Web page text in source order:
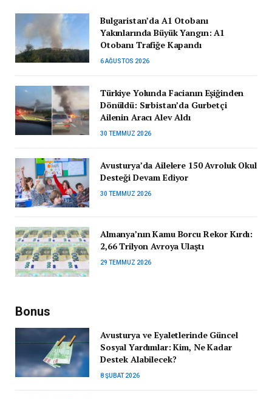
Bulgaristan’da A1 Otobanı
Yakınlarında Büyük Yangın: A1
Otobanı Trafiğe Kapandı
6 AĞUSTOS 2026
Türkiye Yolunda Facianın Eşiğinden
Dönüldü: Sırbistan’da Gurbetçi
Ailenin Aracı Alev Aldı
30 TEMMUZ 2026
Avusturya’da Ailelere 150 Avroluk Okul
Desteği Devam Ediyor
30 TEMMUZ 2026
Almanya’nın Kamu Borcu Rekor Kırdı:
2,66 Trilyon Avroya Ulaştı
29 TEMMUZ 2026
Bonus
Avusturya ve Eyaletlerinde Güncel
Sosyal Yardımlar: Kim, Ne Kadar
Destek Alabilecek?
8 ŞUBAT 2026